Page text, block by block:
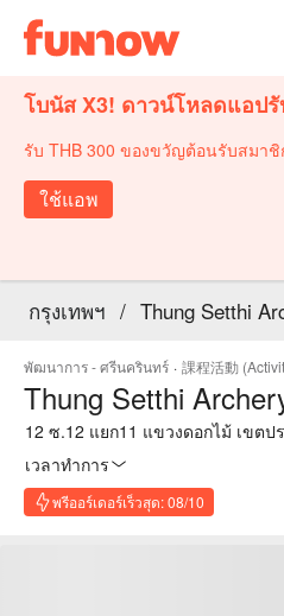
โบนัส X3! ดาวน์โหลดแอป
รับ THB 300 ของขวัญต้อนรับสมาชิ
ใช้แอพ
กรุงเทพฯ / Thung Setthi
พัฒนาการ - ศรีนครินทร์ · 課程活動
Thung Setthi
12 ซ.12 แยก11 แขวงดอกไม้ เขตป
เวลาทำการ
พรีออร์เดอร์เร็วสุด: 08/10